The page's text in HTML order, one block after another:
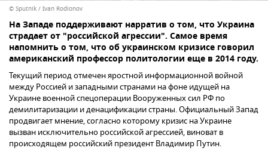
© Sputnik / Ivan Rodionov
На Западе поддерживают нарратив о том, что Украина
страдает от "российской агрессии". Самое время
напомнить о том, что об украинском кризисе говорил
американский профессор политологии еще в 2014 году.
Текущий период отмечен яростной информационной войной
между Россией и западными странами на фоне идущей на
Украине военной спецоперации Вооруженных сил РФ по
демилитаризации и денацификации страны. Официальный Запад
продвигает мнение, согласно которому кризис на Украине
вызван исключительно российской агрессией, виноват в
происходящем российский президент Владимир Путин.